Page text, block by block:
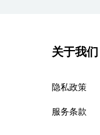
关于我们
隐私政策
服务条款